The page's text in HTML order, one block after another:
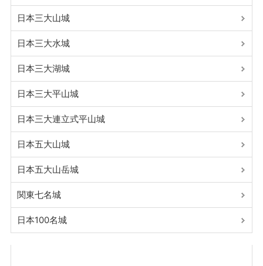
日本三大山城
日本三大水城
日本三大湖城
日本三大平山城
日本三大連立式平山城
日本五大山城
日本五大山岳城
関東七名城
日本100名城